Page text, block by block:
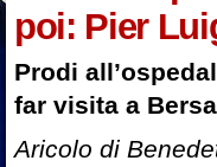
poi: Pier
Prodi
far visita a
Aricolo di